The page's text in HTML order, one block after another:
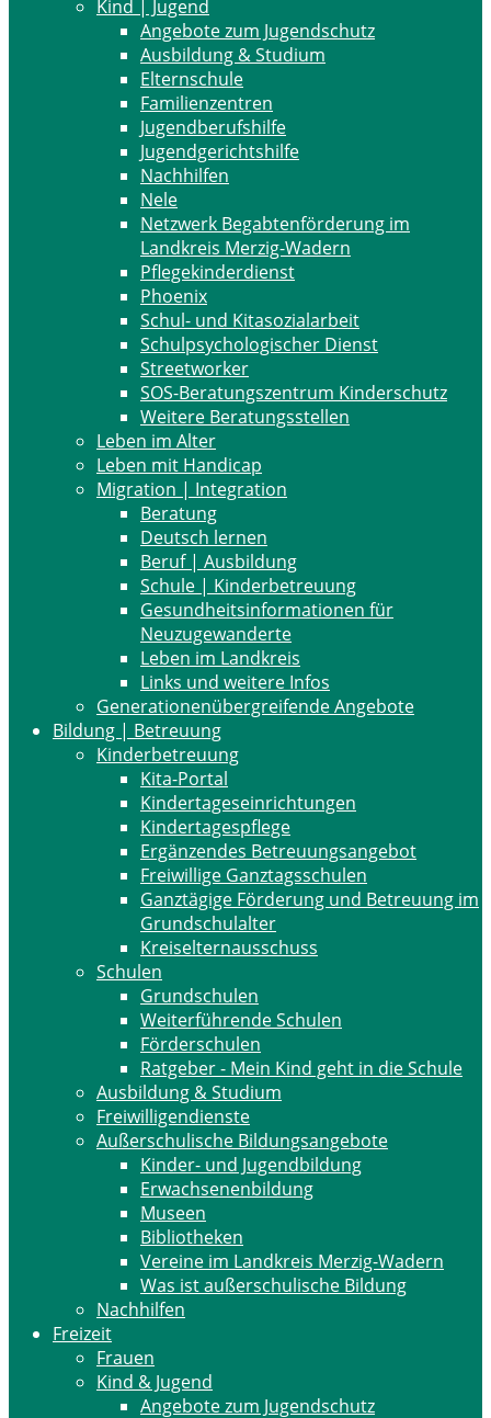
Kind | Jugend
Angebote zum Jugendschutz
Ausbildung & Studium
Elternschule
Familienzentren
Jugendberufshilfe
Jugendgerichtshilfe
Nachhilfen
Nele
Netzwerk Begabtenförderung im
Landkreis Merzig-Wadern
Pflegekinderdienst
Phoenix
Schul- und Kitasozialarbeit
Schulpsychologischer Dienst
Streetworker
SOS-Beratungszentrum Kinderschutz
Weitere Beratungsstellen
Leben im Alter
Leben mit Handicap
Migration | Integration
Beratung
Deutsch lernen
Beruf | Ausbildung
Schule | Kinderbetreuung
Gesundheitsinformationen für
Neuzugewanderte
Leben im Landkreis
Links und weitere Infos
Generationenübergreifende Angebote
Bildung | Betreuung
Kinderbetreuung
Kita-Portal
Kindertageseinrichtungen
Kindertagespflege
Ergänzendes Betreuungsangebot
Freiwillige Ganztagsschulen
Ganztägige Förderung und Betreuung im
Grundschulalter
Kreiselternausschuss
Schulen
Grundschulen
Weiterführende Schulen
Förderschulen
Ratgeber - Mein Kind geht in die Schule
Ausbildung & Studium
Freiwilligendienste
Außerschulische Bildungsangebote
Kinder- und Jugendbildung
Erwachsenenbildung
Museen
Bibliotheken
Vereine im Landkreis Merzig-Wadern
Was ist außerschulische Bildung
Nachhilfen
Freizeit
Frauen
Kind & Jugend
Angebote zum Jugendschutz